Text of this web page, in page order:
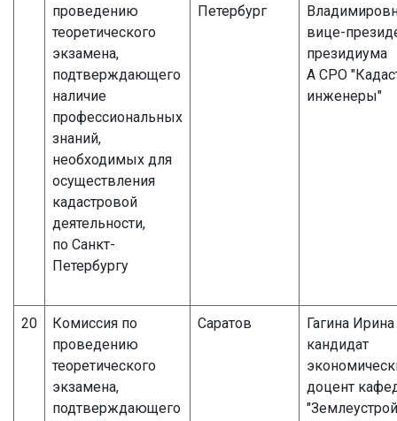
проведению
теоретического
экзамена,
подтверждающего
наличие
профессиональных
знаний,
необходимых для
осуществления
кадастровой
деятельности,
по Санкт-
Петербургу
Петербург
вице-
президиума
А СРО
инженеры"
20
Комиссия по
проведению
теоретического
экзамена,
подтверждающего
Саратов
Гагина
кандидат
доцент